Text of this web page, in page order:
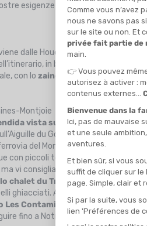
esigenze e possibilità!
dalle Houches, sulla piazza
in base alle vostre
con lo zaino da trekkingben
Montjoie
vista sull’Aiguille de
du Goûter. Questa prima
del Monte Bianco. A seconda
con piccoli tornanti, conducendo
vi consigliamo la variante,
chalet du Truc , che regalano un
Al Truc si gode di una
Les Contamines-Montjoie, dove
fino a Notre-Dame-de-la-Gorge,